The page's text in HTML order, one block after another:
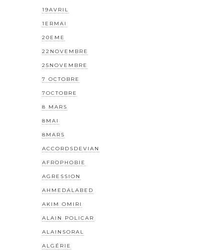
19AVRIL
1ERMAI
20EME
22NOVEMBRE
25NOVEMBRE
7 OCTOBRE
7OCTOBRE
8 MARS
8MAI
8MARS
ACCORDSDEVIAN
AFROPHOBIE
AGRESSION
AHMEDALABED
AKIM OMIRI
ALAIN POLICAR
ALAINSORAL
ALGÉRIE